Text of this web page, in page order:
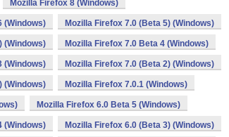
Mozilla Firefox 8 (Windows)
(Windows) Mozilla Firefox 7.0 (Beta 5) (Windows)
(Windows) Mozilla Firefox 7.0 Beta 4 (Windows)
(Windows) Mozilla Firefox 7.0 (Beta 2) (Windows)
(Windows) Mozilla Firefox 7.0.1 (Windows)
Mozilla Firefox 6.0 Beta 5 (Windows)
(Windows) Mozilla Firefox 6.0 (Beta 3) (Windows)